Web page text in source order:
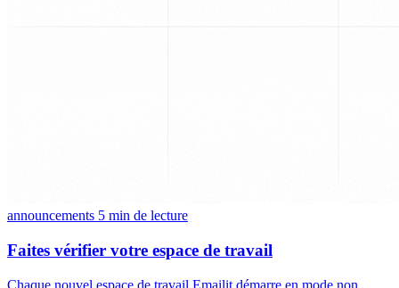
announcements 5 min de lecture
Faites vérifier votre espace de travail
Chaque nouvel espace de travail Emailit démarre en mode non